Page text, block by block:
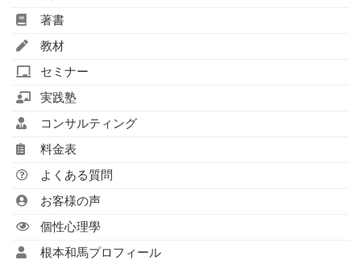
著書
教材
セミナー
実践塾
コンサルティング
料金表
よくある質問
お客様の声
個性心理學
根本和馬プロフィール